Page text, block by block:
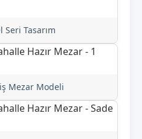
Seri Tasarım
Mezar Modeli